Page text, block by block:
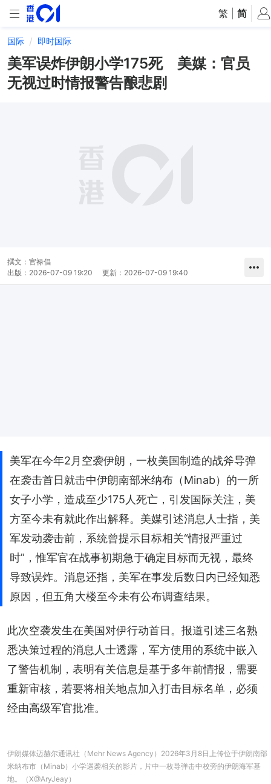
繁 简
国际 即时国际
美军误炸伊朗小学175死 美媒：官员
无视过时情报警告酿悲剧
撰文： 官禄倡
出版： 2026-07-09 19:20 更新： 2026-07-09 19:40
美军在今年2月空袭伊朗，一枚美国制造的战斧导弹
在袭击首日就击中伊朗南部米纳布（Minab）的一所
女子小学，造成至少175人死亡，引发国际关注，美
方至今未有就此作出解释。美媒引述消息人士指，美
军发动袭击前，系统曾提示目标相关“情报严重过
时”，惟军官在战事初期急于确定目标而无视，最终
导致误炸。消息还指，美军在事发后数日内已经知悉
原因，但五角大楼至今未有公布调查结果。
此次空袭发生在美国对伊行动首日。报道引述三名熟
悉决策过程的消息人士透露，军方使用的系统中嵌入
了警告机制，表明有关信息是基于多年前情报，需要
重新审核，若要将相关地点加入打击目标名单，必须
经由高级军官批准。
伊朗媒体迈赫尔通讯社（Mehr News Agency）2026年3月8日上传位于伊朗南部
米纳布市（Minab）小学遇袭相关的影片，片中一枚导弹击中校旁的伊朗海军基
地。（X@AryJeay）